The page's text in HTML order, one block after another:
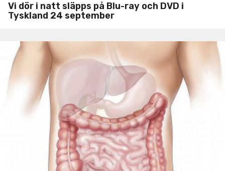
Vi dör i natt släpps på Blu-ray och DVD i
Tyskland 24 september